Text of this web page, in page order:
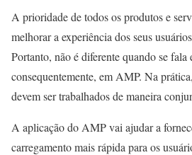
A prioridade de todos os produtos e
melhorar a experiência dos seus
Portanto, não é diferente quando se fala
consequentemente, em AMP. Na
devem ser trabalhados de maneira
A aplicação do AMP vai ajudar a
carregamento mais rápida para os